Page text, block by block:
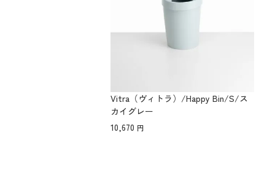
Vitra（ヴィトラ）/Happy Bin/S/ス
カイグレー
10,670